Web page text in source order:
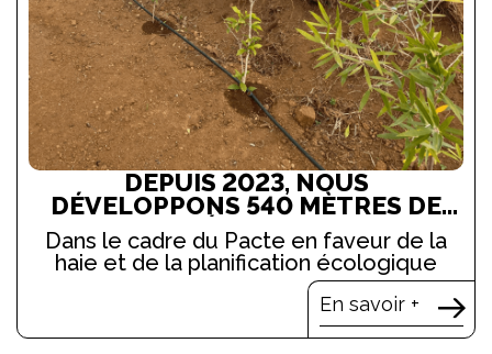
DEPUIS 2023, NOUS
DÉVELOPPONS 540 MÈTRES DE
HAIES AGROÉCOLOGIQUES SUR
NOS EXPLOITATIONS AGRICOLES
Dans le cadre du Pacte en faveur de la
haie et de la planification écologique
En savoir +